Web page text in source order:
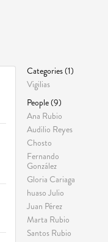
Categories (1)
Vigilias
People (9)
Ana Rubio
Audilio Reyes
Chosto
Fernando
González
Gloria Cariaga
huaso Julio
Juan Pérez
Marta Rubio
Santos Rubio